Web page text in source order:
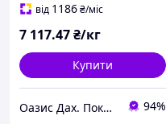
від 1186₴/міс
7 117.47₴/кг
Купити
Оазис Дах. Покрівля з міді, титан-цинку, алюмінію, кераміки. 94%